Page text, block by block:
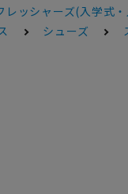
レッシャーズ(入学式
シューズ